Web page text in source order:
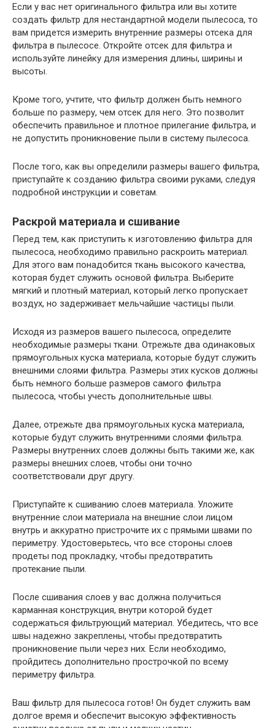
Если у вас нет оригинального фильтра или вы хотите
создать фильтр для нестандартной модели пылесоса, то
вам придется измерить внутренние размеры отсека для
фильтра в пылесосе. Откройте отсек для фильтра и
используйте линейку для измерения длины, ширины и
высоты.
Кроме того, учтите, что фильтр должен быть немного
больше по размеру, чем отсек для него. Это позволит
обеспечить правильное и плотное прилегание фильтра, и
не допустить проникновение пыли в систему пылесоса.
После того, как вы определили размеры вашего фильтра,
приступайте к созданию фильтра своими руками, следуя
подробной инструкции и советам.
Раскрой материала и сшивание
Перед тем, как приступить к изготовлению фильтра для
пылесоса, необходимо правильно раскроить материал.
Для этого вам понадобится ткань высокого качества,
которая будет служить основой фильтра. Выберите
мягкий и плотный материал, который легко пропускает
воздух, но задерживает мельчайшие частицы пыли.
Исходя из размеров вашего пылесоса, определите
необходимые размеры ткани. Отрежьте два одинаковых
прямоугольных куска материала, которые будут служить
внешними слоями фильтра. Размеры этих кусков должны
быть немного больше размеров самого фильтра
пылесоса, чтобы учесть дополнительные швы.
Далее, отрежьте два прямоугольных куска материала,
которые будут служить внутренними слоями фильтра.
Размеры внутренних слоев должны быть такими же, как
размеры внешних слоев, чтобы они точно
соответствовали друг другу.
Приступайте к сшиванию слоев материала. Уложите
внутренние слои материала на внешние слои лицом
внутрь и аккуратно пристрочите их с прямыми швами по
периметру. Удостоверьтесь, что все стороны слоев
продеты под прокладку, чтобы предотвратить
протекание пыли.
После сшивания слоев у вас должна получиться
карманная конструкция, внутри которой будет
содержаться фильтрующий материал. Убедитесь, что все
швы надежно закреплены, чтобы предотвратить
проникновение пыли через них. Если необходимо,
пройдитесь дополнительно прострочкой по всему
периметру фильтра.
Ваш фильтр для пылесоса готов! Он будет служить вам
долгое время и обеспечит высокую эффективность